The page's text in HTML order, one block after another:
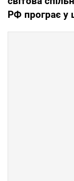
РФ програє у